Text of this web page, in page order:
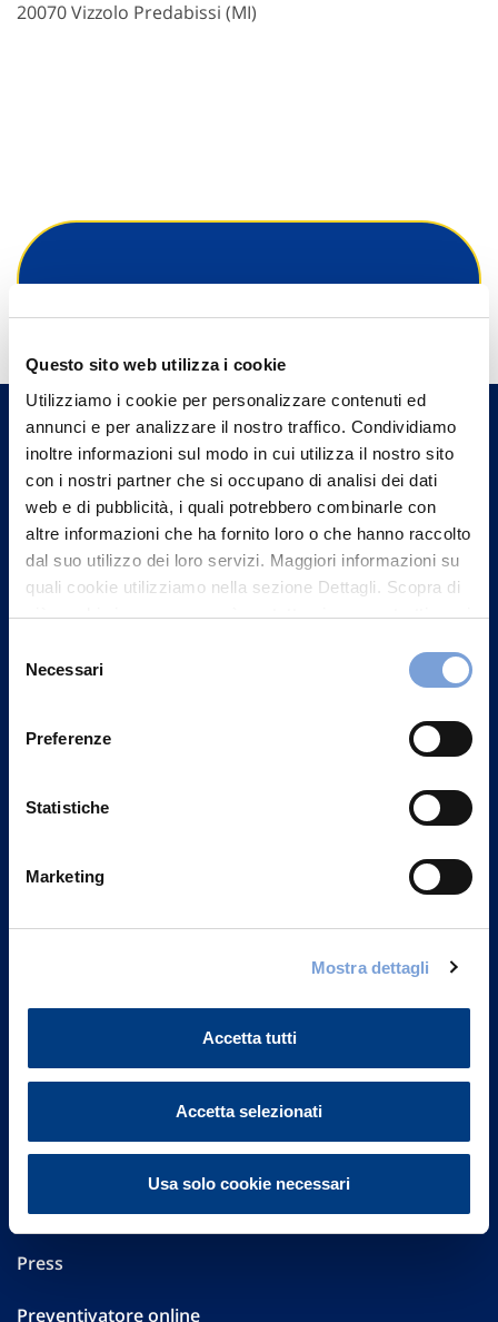
Questo sito web utilizza i cookie
Utilizziamo i cookie per personalizzare contenuti ed
annunci e per analizzare il nostro traffico. Condividiamo
inoltre informazioni sul modo in cui utilizza il nostro sito
con i nostri partner che si occupano di analisi dei dati
web e di pubblicità, i quali potrebbero combinarle con
altre informazioni che ha fornito loro o che hanno raccolto
dal suo utilizzo dei loro servizi. Maggiori informazioni su
quali cookie utilizziamo nella sezione Dettagli. Scopra di
più su chi siamo, come può contattarci e come trattiamo i
può trovare nel footer del sito nella sezione "Informativa
delNecessari
Preferenze
Statistiche
Marketing
Mostra dettagli
Accetta tutti
Accetta selezionati
Usa solo cookie necessari
20070 Vizzolo Predabissi (MI)
Trova l'Agenzia più vicina a te e parla con
un nostro Agente.
Contattaci
Vittoria Assicurazioni S.p.A.
Part. IVA 01329510158
Sostenibilità
Performances
Press
Preventivatore online